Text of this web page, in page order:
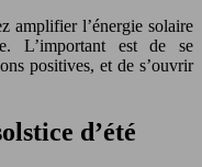
amplifier l’énergie solaire
L’important est de se
positives, et de s’ouvrir
d’été